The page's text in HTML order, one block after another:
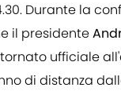
Durante la
il presidente
ufficiale
di distanza